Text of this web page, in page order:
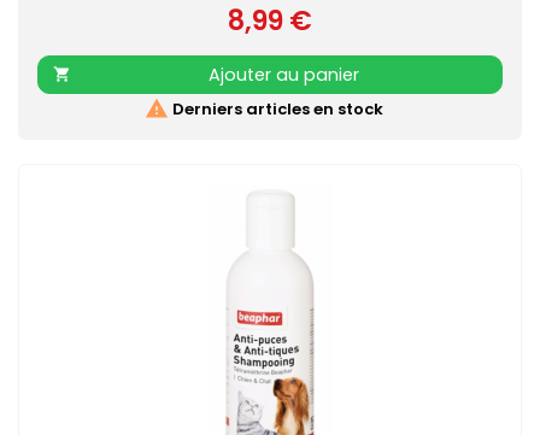
Prix
8,99 €

Ajouter au panier
 Derniers articles en stock